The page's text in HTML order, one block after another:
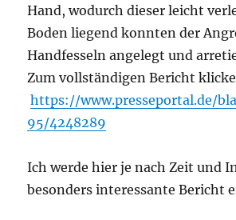
Hand, wodurch dieser leicht
Boden liegend konnten der
Handfesseln angelegt und
Zum vollständigen Bericht
https://www.presseportal.de/
95/4248289
Ich werde hier je nach Zeit und
besonders interessante Bericht